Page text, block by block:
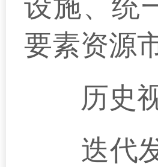
设施、统
要素资源
历史视
迭代发